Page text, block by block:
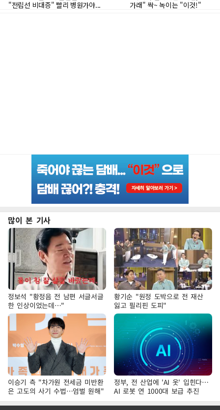
많이 본 기사
정보석 "황정음 전 남편 서글서글
한 인상이었는데…"
황기순 "원정 도박으로 전 재산
잃고 필리핀 도피"
이승기 측 "차가원 전세금 미반환
은 고도의 사기 수법…엄벌 원해"
정부, 전 산업에 'AI 옷' 입힌다…
AI 로봇 연 1000대 보급 추진